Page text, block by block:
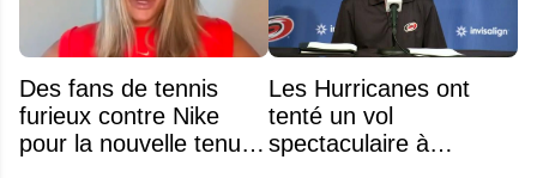
Des fans de tennis
furieux contre Nike
pour la nouvelle tenue
Les Hurricanes ont
tenté un vol
spectaculaire à